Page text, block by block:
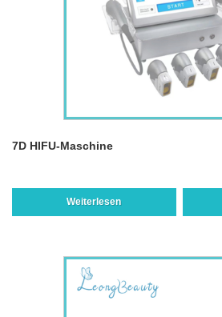
7D HIFU-Maschine
Weiterlesen